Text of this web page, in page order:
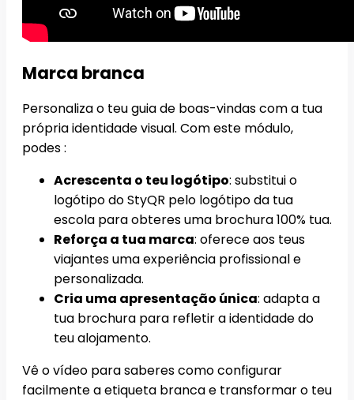
Marca branca
Personaliza o teu guia de boas-vindas com a tua
própria identidade visual. Com este módulo,
podes :
Acrescenta o teu logótipo: substitui o
logótipo do StyQR pelo logótipo da tua
escola para obteres uma brochura 100% tua.
Reforça a tua marca: oferece aos teus
viajantes uma experiência profissional e
personalizada.
Cria uma apresentação única: adapta a
tua brochura para refletir a identidade do
teu alojamento.
Vê o vídeo para saberes como configurar
facilmente a etiqueta branca e transformar o teu